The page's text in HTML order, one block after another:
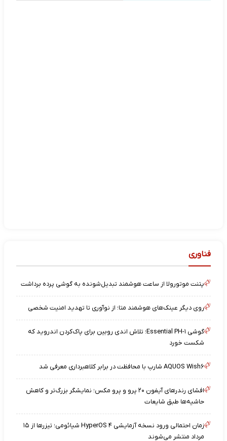
فناوری
پتنت موتورولا از ساعت هوشمند تبدیل‌شونده به گوشی پرده برداشت
روی دیگر عینک‌های هوشمند متا؛ از نوآوری تا تهدید امنیت شخصی
گوشی Essential PH-۱؛ تلاش اندی روبین برای پاک‌کردن اندروید که
شکست خورد
AQUOS Wish۶ شارپ با محافظت در برابر کلاهبرداری معرفی شد
افشای رندرهای آیفون ۲۰ پرو و پرو مکس؛ نمایشگر بزرگ‌تر و کاهش
حاشیه‌ها طبق شایعات
زمان احتمالی ورود نسخه آزمایشی HyperOS ۴ شیائومی؛ تیزرها از ۱۵
مرداد منتشر می‌شوند